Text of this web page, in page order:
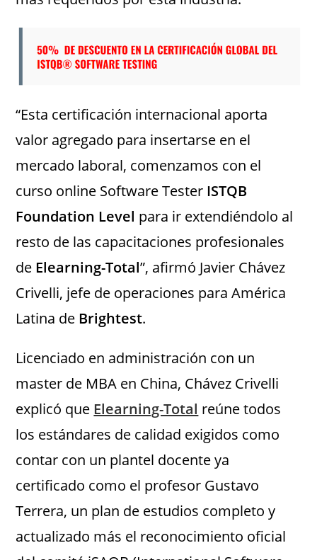
“Esta certificación internacional aporta
valor agregado para insertarse en el
mercado laboral, comenzamos con el
curso online Software Tester ISTQB
Foundation Level para ir extendiéndolo al
resto de las capacitaciones profesionales
de Elearning-Total”, afirmó Javier Chávez
Crivelli, jefe de operaciones para América
Latina de Brightest.
Licenciado en administración con un
master de MBA en China, Chávez Crivelli
explicó que Elearning-Total reúne todos
los estándares de calidad exigidos como
contar con un plantel docente ya
certificado como el profesor Gustavo
Terrera, un plan de estudios completo y
actualizado más el reconocimiento oficial